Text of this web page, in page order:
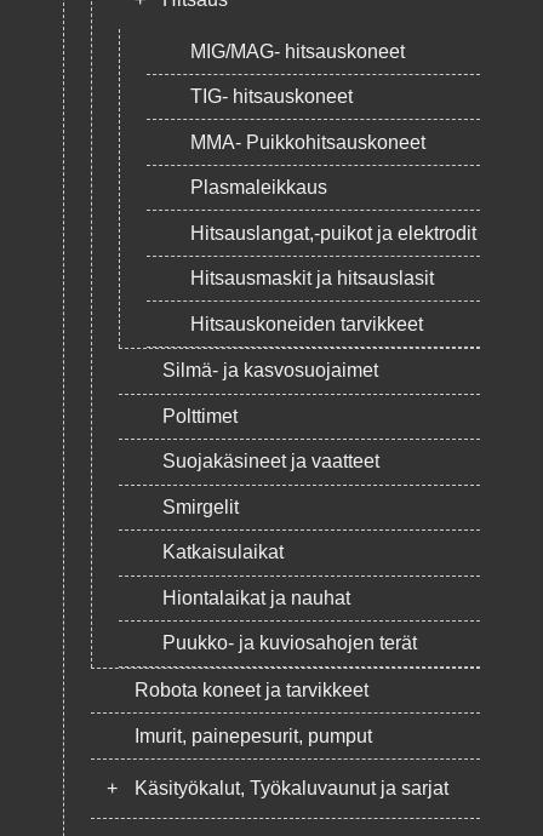
MIG/MAG- hitsauskoneet
TIG- hitsauskoneet
MMA- Puikkohitsauskoneet
Plasmaleikkaus
Hitsauslangat,-puikot ja elektrodit
Hitsausmaskit ja hitsauslasit
Hitsauskoneiden tarvikkeet
Silmä- ja kasvosuojaimet
Polttimet
Suojakäsineet ja vaatteet
Smirgelit
Katkaisulaikat
Hiontalaikat ja nauhat
Puukko- ja kuviosahojen terät
Robota koneet ja tarvikkeet
Imurit, painepesurit, pumput
+ Käsityökalut, Työkaluvaunut ja sarjat